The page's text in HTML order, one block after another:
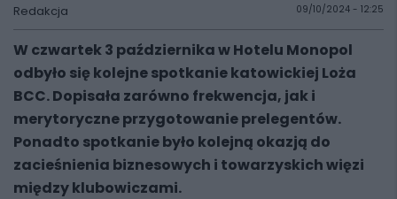
Redakcja 09/10/2024 - 12:25
W czwartek 3 października w Hotelu Monopol
odbyło się kolejne spotkanie katowickiej Loża
BCC. Dopisała zarówno frekwencja, jak i
merytoryczne przygotowanie prelegentów.
Ponadto spotkanie było kolejną okazją do
zacieśnienia biznesowych i towarzyskich więzi
między klubowiczami.